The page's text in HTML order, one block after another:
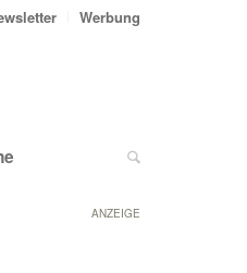
Werbung
ANZEIGE